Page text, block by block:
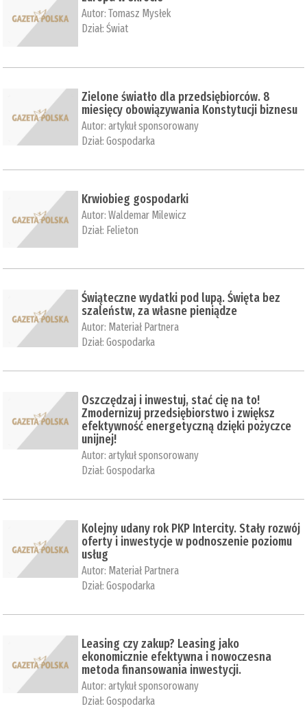
Autor:Tomasz Mysłek
Dział:Świat
Zielone światło dla przedsiębiorców. 8
miesięcy obowiązywania Konstytucji biznesu
Autor:artykuł sponsorowany
Dział:Gospodarka
Krwiobieg gospodarki
Autor:Waldemar Milewicz
Dział: Felieton
Świąteczne wydatki pod lupą. Święta bez
szaleństw, za własne pieniądze
Autor: Materiał Partnera
Dział:Gospodarka
Oszczędzaj i inwestuj, stać cię na to!
Zmodernizuj przedsiębiorstwo i zwiększ
efektywność energetyczną dzięki pożyczce
unijnej!
Autor:artykuł sponsorowany
Dział:Gospodarka
Kolejny udany rok PKP Intercity. Stały rozwój
oferty i inwestycje w podnoszenie poziomu
usług
Autor: Materiał Partnera
Dział:Gospodarka
Leasing czy zakup? Leasing jako
ekonomicznie efektywna i nowoczesna
metoda finansowania inwestycji.
Autor:artykuł sponsorowany
Dział:Gospodarka